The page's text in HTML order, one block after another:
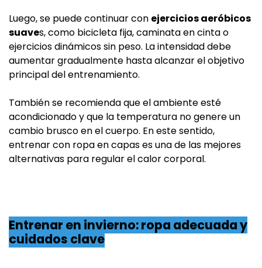
Luego, se puede continuar con ejercicios aeróbicos
suaves, como bicicleta fija, caminata en cinta o
ejercicios dinámicos sin peso. La intensidad debe
aumentar gradualmente hasta alcanzar el objetivo
principal del entrenamiento.
También se recomienda que el ambiente esté
acondicionado y que la temperatura no genere un
cambio brusco en el cuerpo. En este sentido,
entrenar con ropa en capas es una de las mejores
alternativas para regular el calor corporal.
Entrenar en invierno: ropa adecuada y
cuidados clave